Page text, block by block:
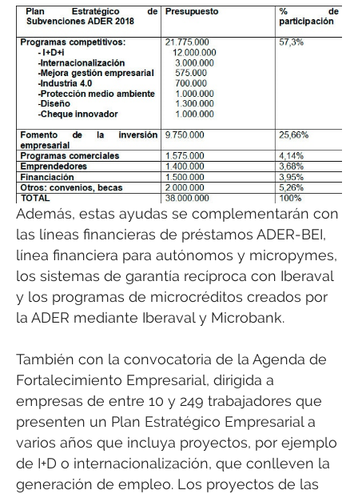
Además, estas ayudas se complementarán con
las líneas financieras de préstamos ADER-BEI,
línea financiera para autónomos y micropymes,
los sistemas de garantía recíproca con Iberaval
y los programas de microcréditos creados por
la ADER mediante Iberaval y Microbank.
También con la convocatoria de la Agenda de
Fortalecimiento Empresarial, dirigida a
empresas de entre 10 y 249 trabajadores que
presenten un Plan Estratégico Empresarial a
varios años que incluya proyectos, por ejemplo
de I+D o internacionalización, que conlleven la
generación de empleo. Los proyectos de las